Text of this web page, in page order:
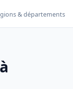
& départements